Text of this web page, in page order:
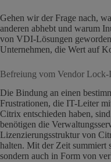
Gehen wir der Frage nach,
anderen abhebt und warum
von VDI-Lösungen
Unternehmen, die Wert auf
Befreiung vom Vendor Lock-
Die Bindung an einen
Frustrationen, die IT-Leiter
Citrix entschieden haben,
benötigen die
Lizenzierungsstruktur von
halten. Mit der Zeit summiert
sondern auch in Form von